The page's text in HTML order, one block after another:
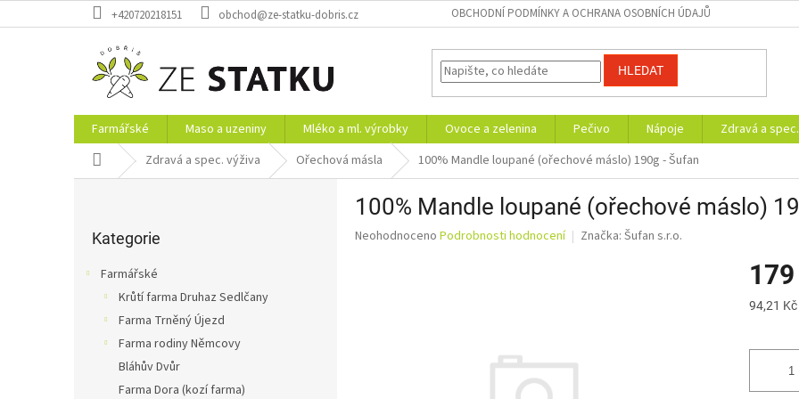
na
+420720218151 obchod@ze-statku-dobris.cz OBCHODNÍ PODMÍNKY A OCHRANA OSOBNÍCH ÚDAJŮ
HLEDAT
Farmářské Maso a uzeniny Mléko a ml. výrobky Ovoce a zelenina Pečivo Nápoje Zdravá a
Domů Zdravá a spec. výživa Ořechová másla 100% Mandle loupané (ořechové máslo) 190g - Šufan
kategorie
Kategorie
Farmářské
Krůtí farma Druhaz Sedlčany
Farma Trněný Újezd
Farma rodiny Němcovy
Bláhův Dvůr
Farma Dora (kozí farma)
100% Mandle loupané (ořechové máslo)
Průměrné
Neohodnoceno Podrobnosti hodnocení Značka: Šufan s.r.o.
Měrná
94,21